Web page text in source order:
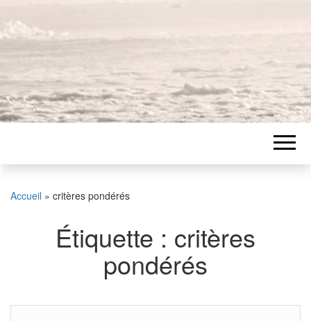
Accueil » critères pondérés
Étiquette : critères
pondérés